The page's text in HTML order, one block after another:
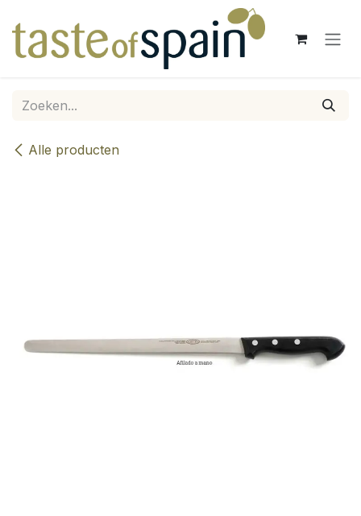
Alle producten